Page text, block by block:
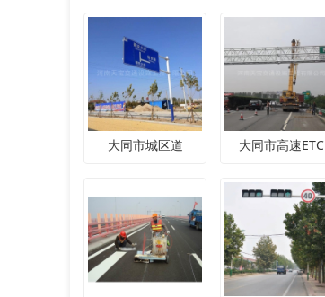
大同市城区道 大同市高速ETC